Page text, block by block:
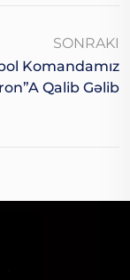
SONRAKI
Komandamız
Qalib Gəlib